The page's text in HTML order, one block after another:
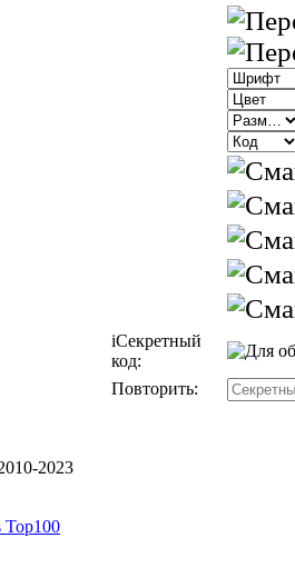
iСекретный
код:
Повторить:
2023